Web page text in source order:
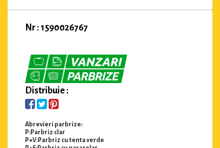
Nr : 1590026767
Distribuie :
Abrevieri parbrize:
P:Parbriz clar
P+V:Parbriz cu tenta verde